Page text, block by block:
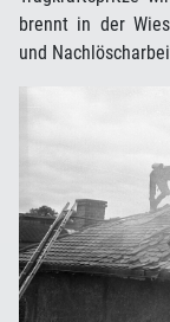
brennt in der
und